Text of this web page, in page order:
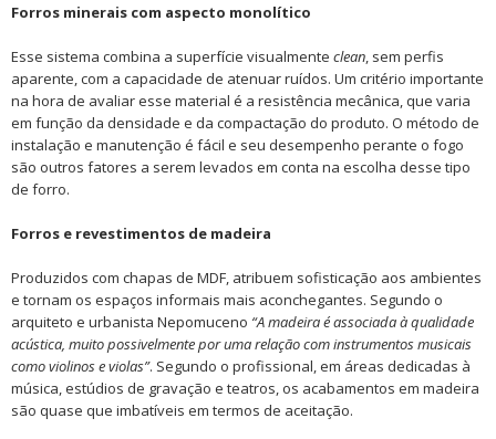
Forros minerais com aspecto monolítico
Esse sistema combina a superfície visualmente clean, sem perfis
aparente, com a capacidade de atenuar ruídos. Um critério importante
na hora de avaliar esse material é a resistência mecânica, que varia
em função da densidade e da compactação do produto. O método de
instalação e manutenção é fácil e seu desempenho perante o fogo
são outros fatores a serem levados em conta na escolha desse tipo
de forro.
Forros e revestimentos de madeira
Produzidos com chapas de MDF, atribuem sofisticação aos ambientes
e tornam os espaços informais mais aconchegantes. Segundo o
arquiteto e urbanista Nepomuceno “A madeira é associada à qualidade
acústica, muito possivelmente por uma relação com instrumentos musicais
como violinos e violas”. Segundo o profissional, em áreas dedicadas à
música, estúdios de gravação e teatros, os acabamentos em madeira
são quase que imbatíveis em termos de aceitação.